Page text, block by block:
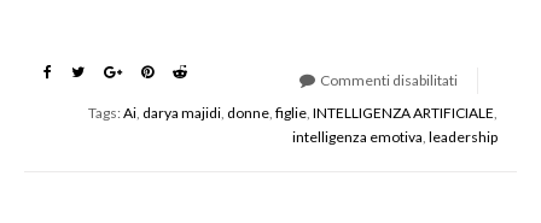
Commenti disabilitati
Tags:Ai, darya majidi, donne, figlie, INTELLIGENZA ARTIFICIALE,
intelligenza emotiva, leadership